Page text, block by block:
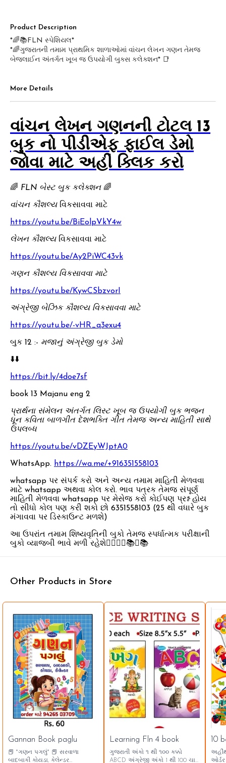
Product Description
*🌈📚FLN સ્પેશિયલ*
*🌈ગુજરાતની તમામ પ્રાથમિક શાળાઓમાં વાંચન લેખન ગણન તેમજ
બેજલાઈન અંતર્ગત ખૂબ જ ઉપયોગી બુક્સ કલેક્શન* 📑
More Details
વાંચન લેખન ગણનની ટોટલ 13
બુક નો પીડીએફ ફાઈલ ડેમો
જોવા માટે અહીં ક્લિક કરો
🌈 FLN બેસ્ટ બુક કલેક્શન🌈
વાંચન કૌશલ્યવિકસાવવા માટે
https://youtu.be/BiEolpVkY4w
લેખન કૌશલ્યવિકસાવવા માટે
https://youtu.be/Ay2PiWC43vk
ગણન કૌશલ્ય વિકસાવવા માટે
https://youtu.be/KywCSbzvorI
અંગ્રેજી બેઝિક કૌશલ્ય વિકસાવવા માટે
https://youtu.be/-vHR_q3exu4
બુક 12 :- મજાનું અંગ્રેજી બુક ડેમો
⬇️⬇️
https://bit.ly/4doe7sf
book 13 Majanu eng 2
પ્રાર્થના સંમેલન અંતર્ગત લિસ્ટ ખૂબ જ ઉપયોગી બુક ભજન
ધૂન કવિતા બાળગીત દેશભક્તિ ગીત તેમજ અન્ય માહિતી સાથે
ઉપલબ્ધ
https://youtu.be/vDZEyWJptA0
WhatsApp. https://wa.me/+916351558103
whatsapp પર સંપર્ક કરો અને અન્ય તમામ માહિતી મેળવવા
માટે whatsapp અથવા કોલ કરો. ભાવ પત્રક તેમજ સંપૂર્ણ
માહિતી મેળવવા whatsapp પર મેસેજ કરો કોઈપણ પ્રશ્ન હોય
તો સીધો કોલ પણ કરી શકો છો 6351558103 (25 થી વધારે બુક
મંગાવવા પર ડિસ્કાઉન્ટ મળશે)
આ ઉપરાંત તમામ શિષ્યવૃતિની બુકો તેમજ સ્પર્ધાત્મક પરીક્ષાની
બુકો વ્યાજબી ભાવે મળી રહેશે👍🏻🙏🏻📚😊📚
Other Products in Store
Gannan Book paglu
📕 *ગણન પગલું* 📕 સરવાળા
બાદબાકી કોયડા, કેલેન્ડર
Learning Fln 4 book
ગુજરાતી અંકો ૧ થી ૧૦૦ કક્કો
ABCD અંગ્રેજી અંકો 1 થી 100 ચાર
10